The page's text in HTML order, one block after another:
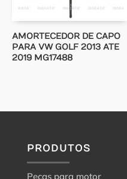
AMORTECEDOR DE CAPO
PARA VW GOLF 2013 ATE
2019 MG17488
PRODUTOS
Peças para motor